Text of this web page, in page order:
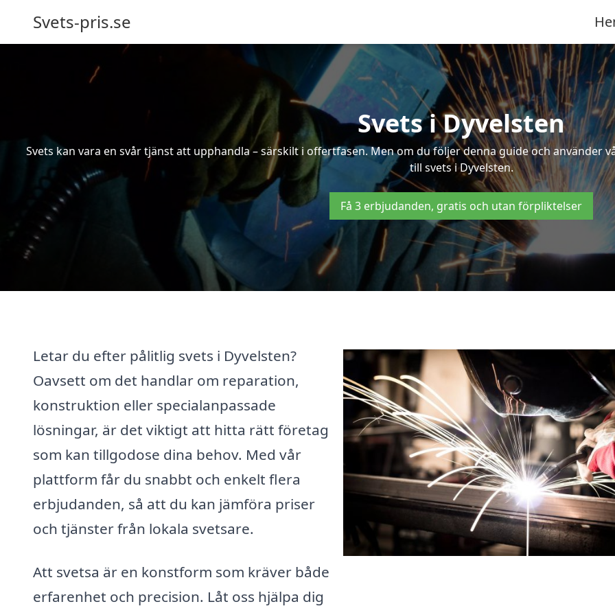
Svets-pris.se
Svets i Dyvelsten
Svets kan vara en svår tjänst att upphandla – särskilt i offertfasen. Men om du följer denna guide och använder
till svets i Dyvelsten.
Få 3 erbjudanden, gratis och utan förpliktelser
Letar du efter pålitlig svets i Dyvelsten?
Oavsett om det handlar om reparation,
konstruktion eller specialanpassade
lösningar, är det viktigt att hitta rätt företag
som kan tillgodose dina behov. Med vår
plattform får du snabbt och enkelt flera
erbjudanden, så att du kan jämföra priser
och tjänster från lokala svetsare.
Att svetsa är en konstform som kräver både
erfarenhet och precision. Låt oss hjälpa dig